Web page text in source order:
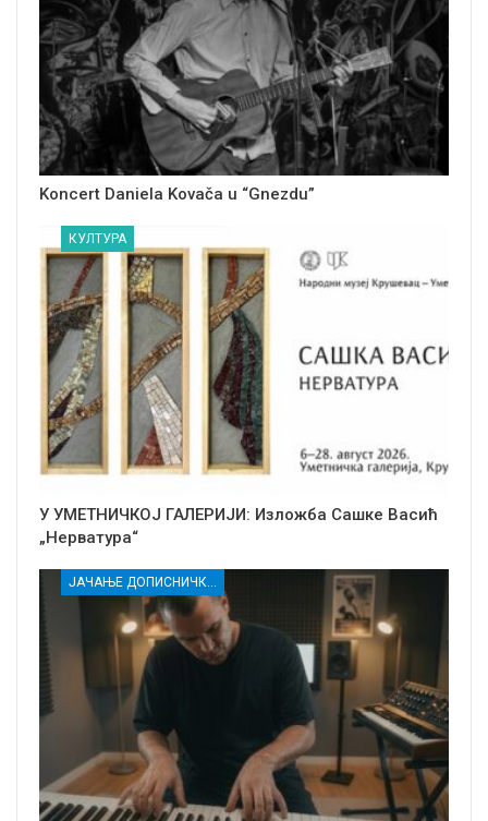
Koncert Daniela Kovača u “Gnezdu”
КУЛТУРА
У УМЕТНИЧКОЈ ГАЛЕРИЈИ: Изложба Сашке Васић
„Нерватура“
ЈАЧАЊЕ ДОПИСНИЧКЕ МРЕЖЕ НЕЗАВИСНИХ МЕДИЈА У РАСИНСКОМ ОКРУГУ